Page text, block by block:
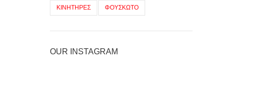
ΚΙΝΗΤΗΡΕΣ ΦΟΥΣΚΩΤΟ
OUR INSTAGRAM